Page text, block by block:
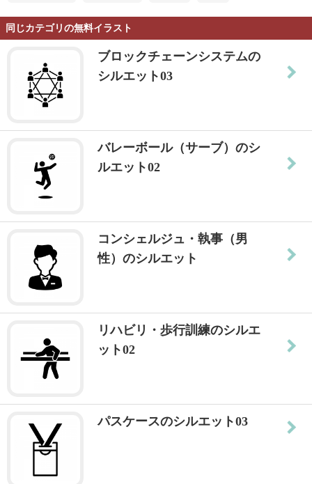
同じカテゴリの無料イラスト
ブロックチェーンシステムの
シルエット03
バレーボール（サーブ）のシ
ルエット02
コンシェルジュ・執事（男
性）のシルエット
リハビリ・歩行訓練のシルエ
ット02
パスケースのシルエット03